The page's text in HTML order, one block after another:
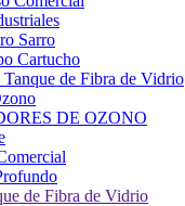
Sarro
Cartucho
de Fibra de Vidrio
DE OZONO
de Fibra de Vidrio